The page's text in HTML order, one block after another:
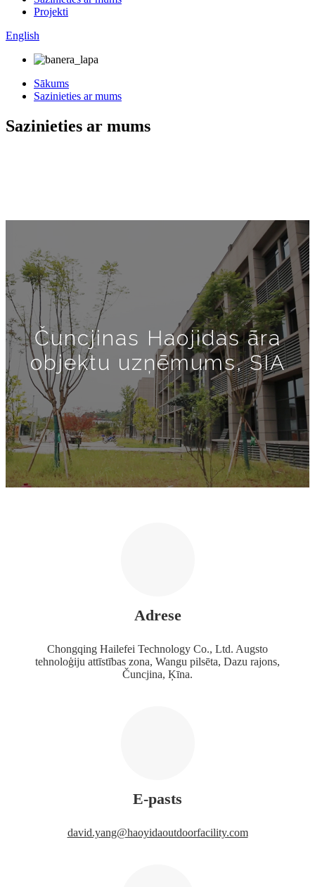
Projekti
English
Sākums
Sazinieties ar mums
Sazinieties ar mums
Čuncjinas Haojidas āra
objektu uzņēmums, SIA
Adrese
Chongqing Hailefei Technology Co., Ltd. Augsto
tehnoloģiju attīstības zona, Wangu pilsēta, Dazu rajons,
Čuncjina, Ķīna.
E-pasts
david.yang@haoyidaoutdoorfacility.com